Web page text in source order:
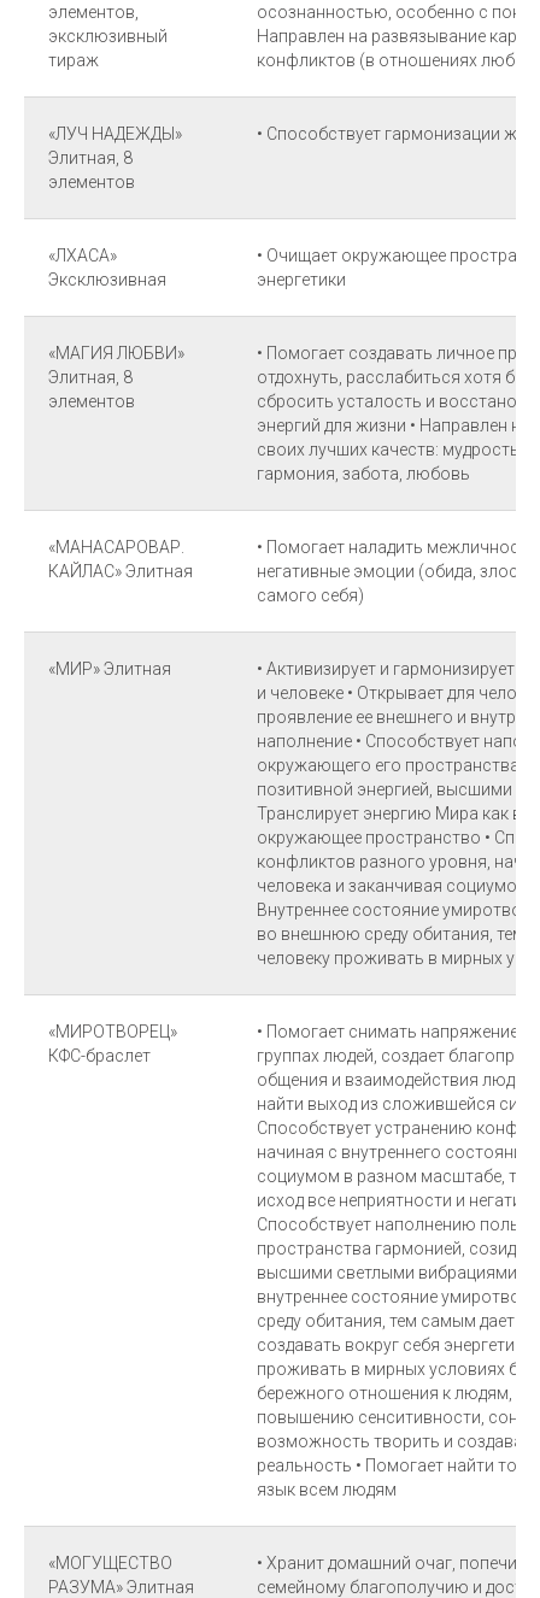
элементов,
эксклюзивный
тираж
осознанностью, особенно с
Направлен на развязывание
конфликтов (в отношениях
«ЛУЧ НАДЕЖДЫ»
Элитная, 8
элементов
• Способствует гармонизации
«ЛХАСА»
Эксклюзивная
• Очищает окружающее
энергетики
«МАГИЯ ЛЮБВИ»
Элитная, 8
элементов
• Помогает создавать личное
отдохнуть, расслабиться хотя бы
сбросить усталость и
энергий для жизни • Направлен
своих лучших качеств: мудрость,
гармония, забота, любовь
«МАНАСАРОВАР.
КАЙЛАС» Элитная
• Помогает наладить
негативные эмоции (обида,
самого себя)
«МИР» Элитная
• Активизирует и гармонизирует
и человеке • Открывает для
проявление ее внешнего и
наполнение • Способствует
окружающего его пространства
позитивной энергией, высшими
Транслирует энергию Мира как в
окружающее пространство •
конфликтов разного уровня,
человека и заканчивая социумом
Внутреннее состояние
во внешнюю среду обитания, тем
человеку проживать в мирных
«МИРОТВОРЕЦ»
КФС-браслет
• Помогает снимать напряжение
группах людей, создает
общения и взаимодействия людей
найти выход из сложившейся
Способствует устранению
начиная с внутреннего состояния
социумом в разном масштабе,
исход все неприятности и
Способствует наполнению
пространства гармонией,
высшими светлыми вибрациями
внутреннее состояние
среду обитания, тем самым дает
создавать вокруг себя
проживать в мирных условиях
бережного отношения к людям,
повышению сенситивности,
возможность творить и
реальность • Помогает найти
язык всем людям
«МОГУЩЕСТВО
РАЗУМА» Элитная
• Хранит домашний очаг,
семейному благополучию и